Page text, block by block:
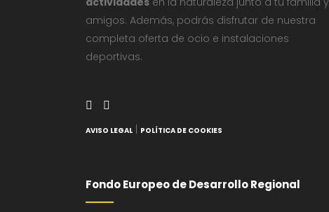
amigos. Además, podrás disfrutar de nuestra
completa oferta de ocio e instalaciones
deportivas.
AVISO LEGAL POLÍTICA DE COOKIES
Fondo Europeo de Desarrollo Regional